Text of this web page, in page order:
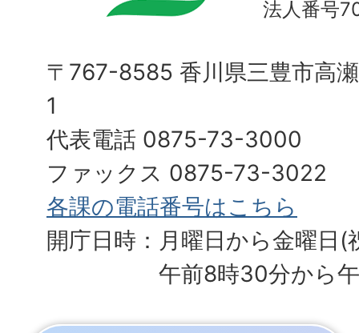
法人番号
〒767-8585 香川県三豊市高
1
代表電話 0875-73-3000
ファックス 0875-73-3022
各課の電話番号はこちら
開庁日時：月曜日から金曜日(
午前8時30分から